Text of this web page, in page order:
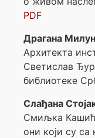
PDF
Драгана
Архитекта
Светислав
библиотеке
Слађана
Смиљка Кашић
они који су